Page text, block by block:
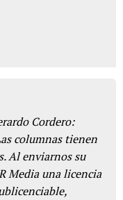
Cordero:
columnas tienen
Al enviarnos su
Media una licencia